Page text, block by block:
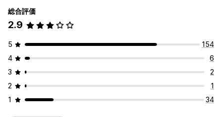
総合評価
2.9
5
154
4
6
3
2
2
1
1
34